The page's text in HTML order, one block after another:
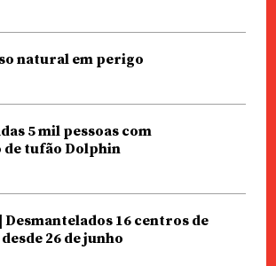
natural em perigo
5 mil pessoas com
tufão Dolphin
16 centros de
26 de junho